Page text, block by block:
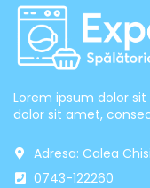
Lorem ipsum dolor
dolor sit amet,
Adresa: Calea
0743-122260